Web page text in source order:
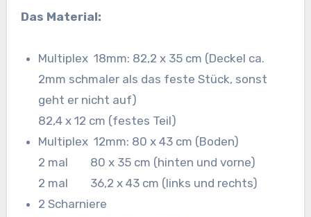
Das Material:
Multiplex 18mm: 82,2 x 35 cm (Deckel ca.
2mm schmaler als das feste Stück, sonst
geht er nicht auf)
82,4 x 12 cm (festes Teil)
Multiplex 12mm: 80 x 43 cm (Boden)
2 mal 80 x 35 cm (hinten und vorne)
2 mal 36,2 x 43 cm (links und rechts)
2 Scharniere